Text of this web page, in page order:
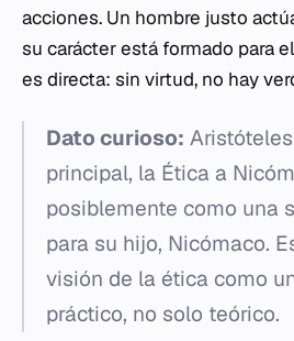
acciones. Un hombre justo
su carácter está formado para
es directa: sin virtud, no hay
Dato curioso:
principal, la Ética a
posiblemente como una
para su hijo, Nicómaco.
visión de la ética como
práctico, no solo teórico.